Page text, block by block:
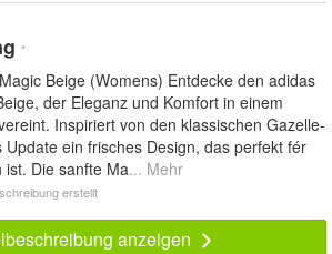
*
Beige (Womens) Entdecke den adidas
der Eleganz und Komfort in einem
Inspiriert von den klassischen Gazelle-
ein frisches Design, das perfekt fér
ist. Die sanfte Ma... Mehr
erstellt
anzeigen